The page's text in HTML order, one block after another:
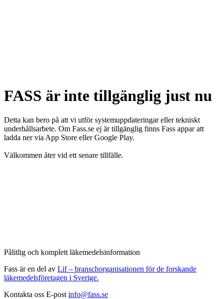
FASS är inte tillgänglig just nu
Detta kan bero på att vi utför systemuppdateringar eller tekniskt
underhållsarbete. Om Fass.se ej är tillgänglig finns Fass appar att
ladda ner via App Store eller Google Play.
Välkommen åter vid ett senare tillfälle.
Pålitlig och komplett läkemedelsinformation
Fass är en del av Lif – branschorganisationen för de forskande
läkemedelsföretagen i Sverige.
Kontakta oss E-post info@fass.se